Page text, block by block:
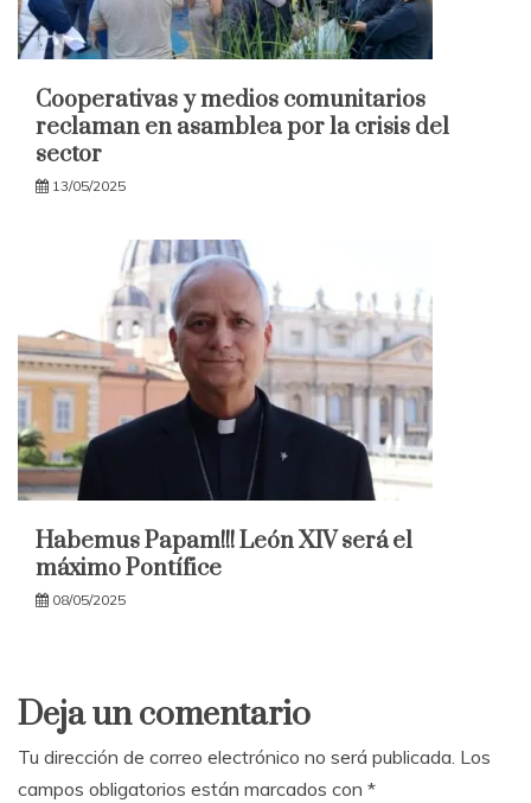
Cooperativas y medios comunitarios
reclaman en asamblea por la crisis del
sector
13/05/2025
Habemus Papam!!! León XIV será el
máximo Pontífice
08/05/2025
Deja un comentario
Tu dirección de correo electrónico no será publicada. Los
campos obligatorios están marcados con *